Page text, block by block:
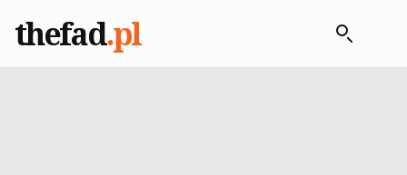
thefad.pl